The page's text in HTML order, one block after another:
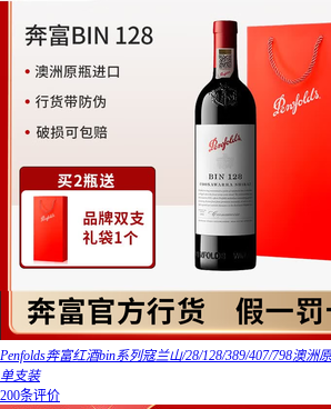
Penfolds奔富红酒bin系列寇兰山/28/128/389/407/798澳洲
单支装
200条评价